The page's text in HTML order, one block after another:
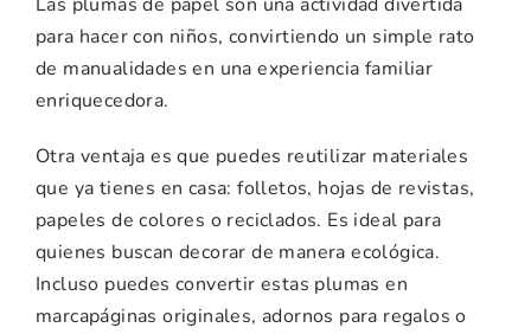
para hacer con niños, convirtiendo un simple rato
de manualidades en una experiencia familiar
enriquecedora.
Otra ventaja es que puedes reutilizar materiales
que ya tienes en casa: folletos, hojas de revistas,
papeles de colores o reciclados. Es ideal para
quienes buscan decorar de manera ecológica.
Incluso puedes convertir estas plumas en
marcapáginas originales, adornos para regalos o